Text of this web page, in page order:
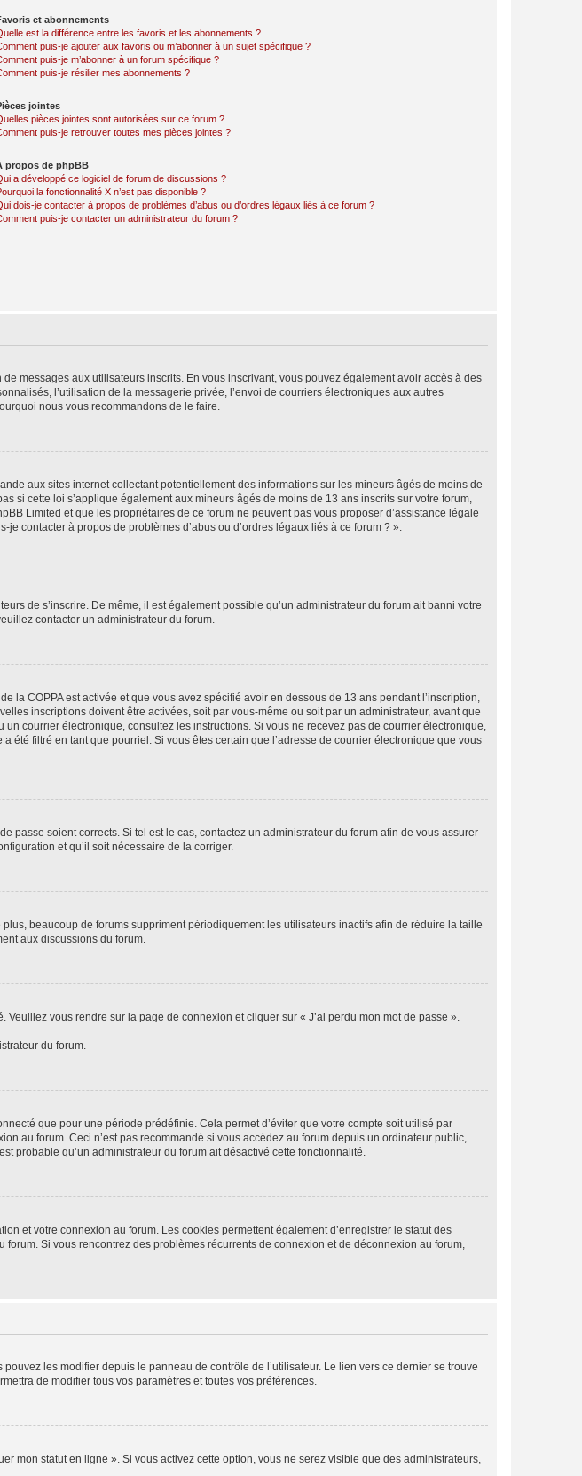
et abonnements
est la différence entre les favoris et les abonnements ?
puis-je ajouter aux favoris ou m’abonner à un sujet spécifique ?
puis-je m’abonner à un forum spécifique ?
puis-je résilier mes abonnements ?
jointes
pièces jointes sont autorisées sur ce forum ?
puis-je retrouver toutes mes pièces jointes ?
propos de phpBB
a développé ce logiciel de forum de discussions ?
la fonctionnalité X n’est pas disponible ?
dois-je contacter à propos de problèmes d’abus ou d’ordres légaux liés à ce forum ?
puis-je contacter un administrateur du forum ?
messages aux utilisateurs inscrits. En vous inscrivant, vous pouvez également avoir accès à des
l’utilisation de la messagerie privée, l’envoi de courriers électroniques aux autres
nous vous recommandons de le faire.
aux sites internet collectant potentiellement des informations sur les mineurs âgés de moins de
si cette loi s’applique également aux mineurs âgés de moins de 13 ans inscrits sur votre forum,
Limited et que les propriétaires de ce forum ne peuvent pas vous proposer d’assistance légale
contacter à propos de problèmes d’abus ou d’ordres légaux liés à ce forum ? ».
de s’inscrire. De même, il est également possible qu’un administrateur du forum ait banni votre
contacter un administrateur du forum.
la COPPA est activée et que vous avez spécifié avoir en dessous de 13 ans pendant l’inscription,
inscriptions doivent être activées, soit par vous-même ou soit par un administrateur, avant que
courrier électronique, consultez les instructions. Si vous ne recevez pas de courrier électronique,
filtré en tant que pourriel. Si vous êtes certain que l’adresse de courrier électronique que vous
passe soient corrects. Si tel est le cas, contactez un administrateur du forum afin de vous assurer
et qu’il soit nécessaire de la corriger.
beaucoup de forums suppriment périodiquement les utilisateurs inactifs afin de réduire la taille
aux discussions du forum.
vous rendre sur la page de connexion et cliquer sur « J’ai perdu mon mot de passe ».
du forum.
que pour une période prédéfinie. Cela permet d’éviter que votre compte soit utilisé par
au forum. Ceci n’est pas recommandé si vous accédez au forum depuis un ordinateur public,
probable qu’un administrateur du forum ait désactivé cette fonctionnalité.
et votre connexion au forum. Les cookies permettent également d’enregistrer le statut des
Si vous rencontrez des problèmes récurrents de connexion et de déconnexion au forum,
les modifier depuis le panneau de contrôle de l’utilisateur. Le lien vers ce dernier se trouve
de modifier tous vos paramètres et toutes vos préférences.
mon statut en ligne ». Si vous activez cette option, vous ne serez visible que des administrateurs,